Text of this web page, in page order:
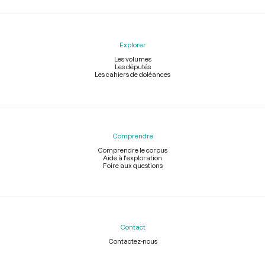
Explorer
Les volumes
Les députés
Les cahiers de doléances
Comprendre
Comprendre le corpus
Aide à l'exploration
Foire aux questions
Contact
Contactez-nous